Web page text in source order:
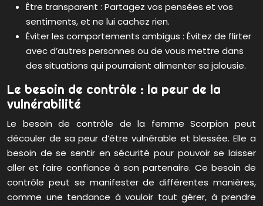
Être transparent : Partagez vos pensées et vos
sentiments, et ne lui cachez rien.
Éviter les comportements ambigus : Évitez de flirter
avec d’autres personnes ou de vous mettre dans
des situations qui pourraient alimenter sa jalousie.
Le besoin de contrôle : la peur de la
vulnérabilité
Le besoin de contrôle de la femme Scorpion peut
découler de sa peur d’être vulnérable et blessée. Elle a
besoin de se sentir en sécurité pour pouvoir se laisser
aller et faire confiance à son partenaire. Ce besoin de
contrôle peut se manifester de différentes manières,
comme une tendance à vouloir tout gérer, à prendre